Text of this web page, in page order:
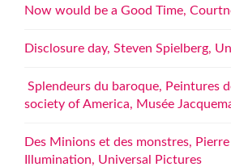
Now would be a Good Time,
Disclosure day, Steven Spielberg,
Splendeurs du baroque, Peintures
society of America, Musée
Des Minions et des monstres,
Illumination, Universal Pictures